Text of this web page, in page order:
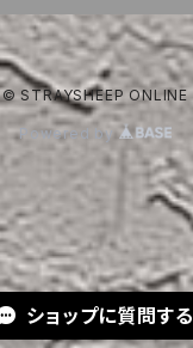
ショップに質問する
© STRAYSHEEP ONLINE
Powered by